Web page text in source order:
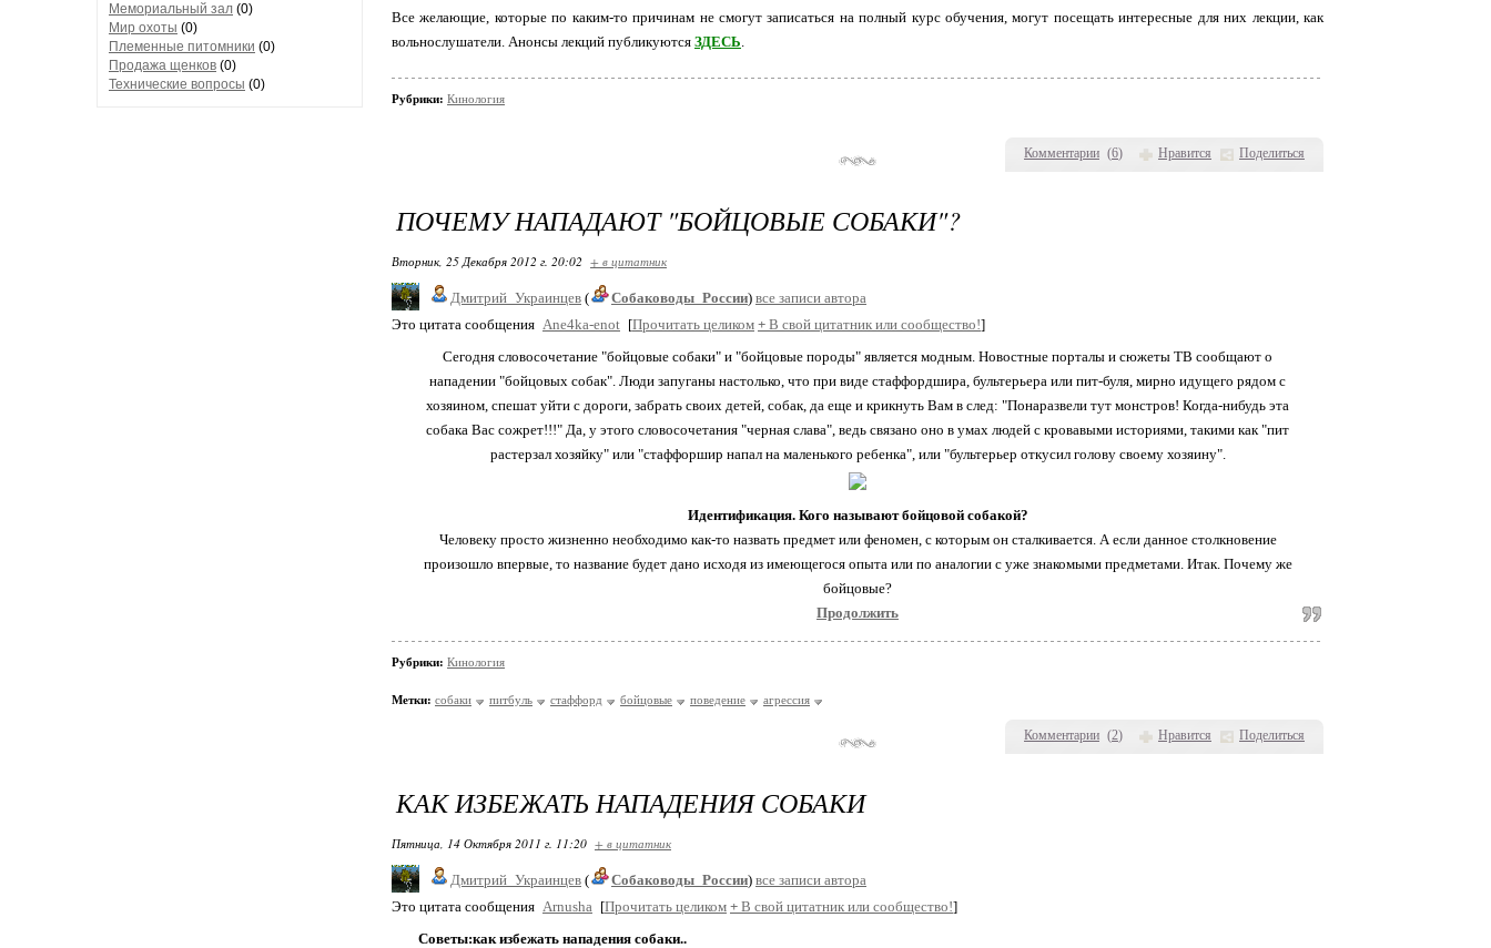
Мемориальный зал (0)
Мир охоты (0)
Племенные питомники (0)
Продажа щенков (0)
Технические вопросы (0)
Комментарии (6) Нравится Поделиться
Все желающие, которые по каким-то причинам не cмогут записаться на полный курс обучения, могут посещать интересные для них лекции, как
вольнослушатели. Анонсы лекций публикуются ЗДЕСЬ.
Рубрики: Кинология
Комментарии (2) Нравится Поделиться
ПОЧЕМУ НАПАДАЮТ "БОЙЦОВЫЕ СОБАКИ"?
Вторник, 25 Декабря 2012 г. 20:02 + в цитатник
Дмитрий_Украинцев ( Собаководы_России) все записи автора
Это цитата сообщения Ane4ka-enot [Прочитать целиком + В свой цитатник или сообщество!]
Сегодня словосочетание "бойцовые собаки" и "бойцовые породы" является модным. Новостные порталы и сюжеты ТВ сообщают о
нападении "бойцовых собак". Люди запуганы настолько, что при виде стаффордшира, бультерьера или пит-буля, мирно идущего рядом с
хозяином, спешат уйти с дороги, забрать своих детей, собак, да еще и крикнуть Вам в след: "Понаразвели тут монстров! Когда-нибудь эта
собака Вас сожрет!!!" Да, у этого словосочетания "черная слава", ведь связано оно в умах людей с кровавыми историями, такими как "пит
растерзал хозяйку" или "стаффоршир напал на маленького ребенка", или "бультерьер откусил голову своему хозяину".
Идентификация. Кого называют бойцовой собакой?
Человеку просто жизненно необходимо как-то назвать предмет или феномен, с которым он сталкивается. А если данное столкновение
произошло впервые, то название будет дано исходя из имеющегося опыта или по аналогии с уже знакомыми предметами. Итак. Почему же
бойцовые?
Продолжить
Рубрики: Кинология
Метки: собаки питбуль стаффорд бойцовые поведение агрессия
КАК ИЗБЕЖАТЬ НАПАДЕНИЯ СОБАКИ
Пятница, 14 Октября 2011 г. 11:20 + в цитатник
Дмитрий_Украинцев ( Собаководы_России) все записи автора
Это цитата сообщения Arnusha [Прочитать целиком + В свой цитатник или сообщество!]
Советы:как избежать нападения собаки..